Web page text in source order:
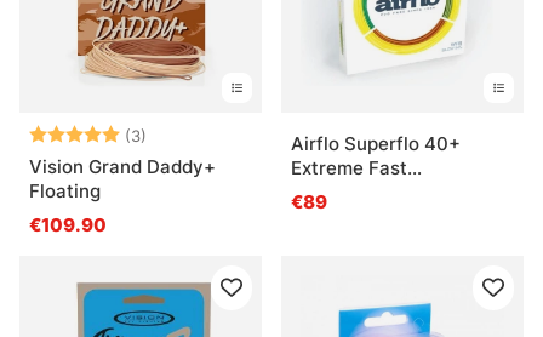
Note: (3)
Vision Grand Daddy+
Floating
€109.90
Airflo Superflo 40+
Extreme Fast
Intermediate Fly Line
€89